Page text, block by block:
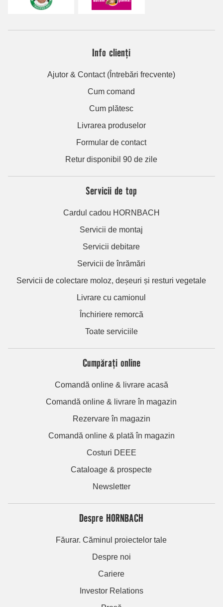
Info clienți
Ajutor & Contact (Întrebări frecvente)
Cum comand
Cum plătesc
Livrarea produselor
Formular de contact
Retur disponibil 90 de zile
Servicii de top
Cardul cadou HORNBACH
Servicii de montaj
Servicii debitare
Servicii de înrămări
Servicii de colectare moloz, deșeuri și resturi vegetale
Livrare cu camionul
Închiriere remorcă
Toate serviciile
Cumpărați online
Comandă online & livrare acasă
Comandă online & livrare în magazin
Rezervare în magazin
Comandă online & plată în magazin
Costuri DEEE
Cataloage & prospecte
Newsletter
Despre HORNBACH
Făurar. Căminul proiectelor tale
Despre noi
Cariere
Investor Relations